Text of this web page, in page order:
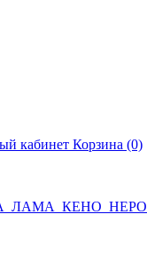
кабинет Корзина (0)
ЛАМА КЕНО НЕРО